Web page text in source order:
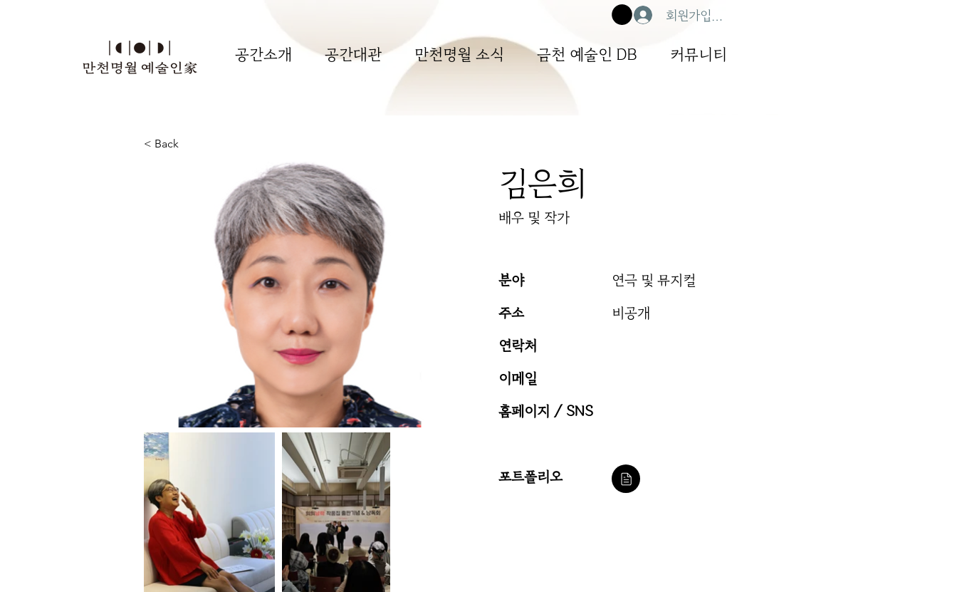
회원가입/로그인
공간소개 공간대관 만천명월 소식 금천 예술인 DB 커뮤니티
< Back
김은희
배우 및 작가
분야
주소
​연락처
이메일
홈페이지 / SNS
포트폴리오
연극 및 뮤지컬
​비공개